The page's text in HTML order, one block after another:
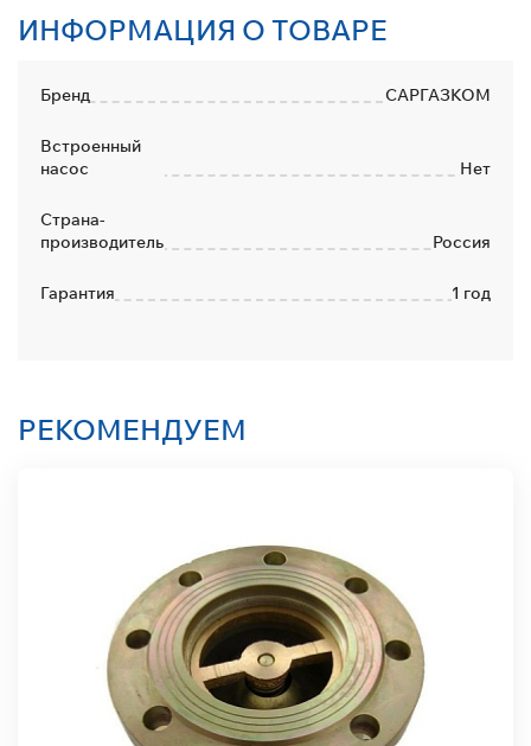
ИНФОРМАЦИЯ О ТОВАРЕ
Бренд САРГАЗКОМ
Встроенный
насос
Нет
Страна-
производитель
Россия
Гарантия 1 год
РЕКОМЕНДУЕМ